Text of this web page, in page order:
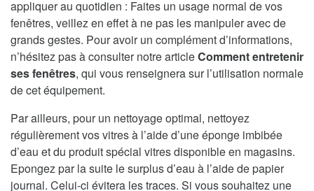
appliquer au quotidien : Faites un usage normal de vos
fenêtres, veillez en effet à ne pas les manipuler avec de
grands gestes. Pour avoir un complément d’informations,
n’hésitez pas à consulter notre articleComment entretenir
ses fenêtres, qui vous renseignera sur l’utilisation normale
de cet équipement.
Par ailleurs, pour un nettoyage optimal, nettoyez
régulièrement vos vitres à l’aide d’une éponge imbibée
d’eau et du produit spécial vitres disponible en magasins.
Epongez par la suite le surplus d’eau à l’aide de papier
journal. Celui-ci évitera les traces. Si vous souhaitez une